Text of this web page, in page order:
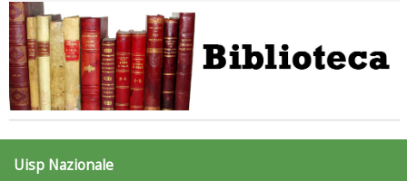
Uisp Nazionale